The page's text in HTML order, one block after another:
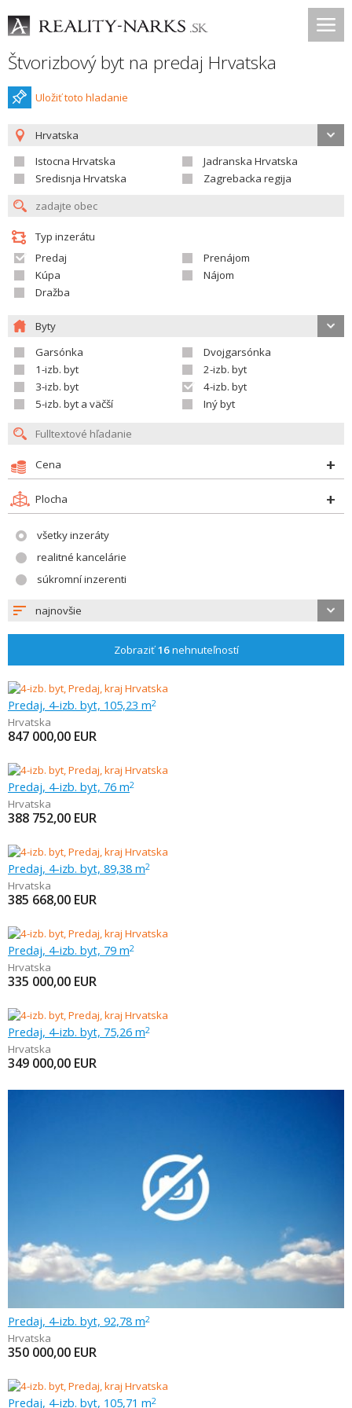
Štvorizbový byt na predaj Hrvatska
Uložiť toto hladanie
Hrvatska
Istocna Hrvatska
Jadranska Hrvatska
Sredisnja Hrvatska
Zagrebacka regija
Typ inzerátu
Predaj
Prenájom
Kúpa
Nájom
Dražba
Byty
Garsónka
Dvojgarsónka
1-izb. byt
2-izb. byt
3-izb. byt
4-izb. byt
5-izb. byt a väčší
Iný byt
Cena
Plocha
všetky inzeráty
realitné kancelárie
súkromní inzerenti
najnovšie
Zobraziť16nehnuteľností
Predaj, 4-izb. byt, 105,23 m2
Hrvatska
847 000,00 EUR
Predaj, 4-izb. byt, 76 m2
Hrvatska
388 752,00 EUR
Predaj, 4-izb. byt, 89,38 m2
Hrvatska
385 668,00 EUR
Predaj, 4-izb. byt, 79 m2
Hrvatska
335 000,00 EUR
Predaj, 4-izb. byt, 75,26 m2
Hrvatska
349 000,00 EUR
Predaj, 4-izb. byt, 92,78 m2
Hrvatska
350 000,00 EUR
Predaj, 4-izb. byt, 105,71 m2